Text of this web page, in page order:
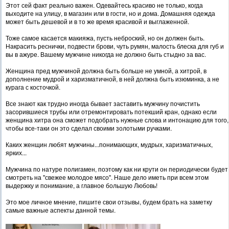
Этот сей факт реально важен. Одевайтесь красиво не только, когда
выходите на улицу, в магазин или в гости, но и дома. Домашняя одежда
может быть дешевой и в то же время красивой и выглаженной.
Тоже самое касается макияжа, пусть неброский, но он должен быть.
Накрасить реснички, подвести брови, чуть румян, малость блеска для губ и
вы в ажуре. Вашему мужчине никогда не должно быть стыдно за вас.
Женщина пред мужчиной должна быть больше не умной, а хитрой, в
дополнение мудрой и харизматичной, в ней должна быть изюминка, а не
курага с косточкой.
Все знают как трудно иногда бывает заставить мужчину почистить
засорившиеся трубы или отремонтировать потекший кран, однако если
женщина хитра она сможет подобрать нужные слова и интонацию для того,
чтобы все-таки он это сделал своими золотыми ручками.
Каких женщин любят мужчины...понимающих, мудрых, харизматичных,
ярких...
Мужчина по натуре полигамен, поэтому как ни крути он периодически будет
смотреть на "свежее молодое мясо". Наше дело иметь при всем этом
выдержку и понимание, а главное большую Любовь!
Это мое личное мнение, пишите свои отзывы, будем брать на заметку
самые важные аспекты данной темы.